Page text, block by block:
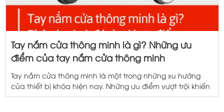
Tay nắm cửa thông minh là gì? Những ưu
điểm của tay nắm cửa thông minh
Tay nắm cửa thông minh là một trong những xu hướng
của thiết bị khóa hiện nay. Những ưu điểm vượt trội khiến
chúng không chỉ được sử dụng trong các dự án nhà ở